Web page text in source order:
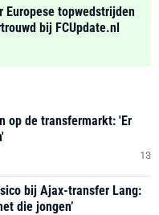
topwedstrijden
bij FCUpdate.nl
op de transfermarkt: 'Er
13
bij Ajax-transfer Lang:
die jongen’